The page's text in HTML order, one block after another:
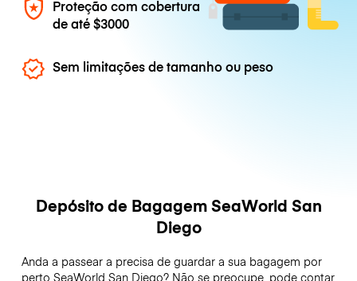
Proteção com cobertura
de até$3000
Sem limitações de tamanho ou peso
Depósito de Bagagem SeaWorld San
Diego
Anda a passear a precisa de guardar a sua bagagem por
perto SeaWorld San Diego? Não se preocupe, pode contar